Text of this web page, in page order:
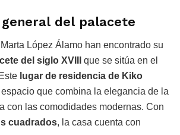
del palacete
López Álamo han encontrado su
del siglo XVIII
que se sitúa en el
lugar de residencia de Kiko
que combina la elegancia de la
con las comodidades modernas. Con
cuadrados, la casa cuenta con